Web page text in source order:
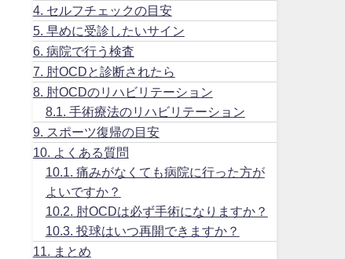
4. セルフチェックの目安
5. 早めに受診したいサイン
6. 病院で行う検査
7.
肘OCDと診断されたら
8.
肘OCDのリハビリテーション
8.1.
手術療法のリハビリテーション
9.
スポーツ復帰の目安
10.
よくある質問
10.1.
痛みがなくても病院に行った方が
よいですか？
10.2.
肘OCDは必ず手術になりますか？
10.3. 投球はいつ再開できますか？
11.
まとめ